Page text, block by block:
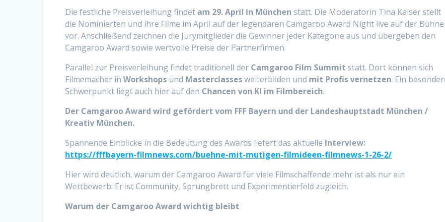
Die festliche Preisverleihung findet am 29. April in München statt. Die Moderatorin Tina Kaiser stellt
die Nominierten und ihre Filme im April auf der legendären Camgaroo Award Night live auf der Bühne
vor. Anschließend zeichnen die Jurymitglieder die Gewinner jeder Kategorie aus und übergeben den
Camgaroo Award sowie wertvolle Preise der Partnerfirmen.
Parallel zur Preisverleihung findet traditionell der Camgaroo Film Summit statt. Dort können sich
Filmemacher inWorkshops und Masterclassesweiterbilden und mit Profis vernetzen. Ein
Schwerpunkt liegt auch hier auf den Chancen von KI im Filmbereich.
Der Camgaroo Award wird gefördert vom FFF Bayern und der Landeshauptstadt München /
Kreativ München.
Spannende Einblicke in die Bedeutung des Awards liefert das aktuelle Interview:
https://fffbayern-filmnews.com/buehne-mit-mutigen-filmideen-filmnews-1-26-2/
Hier wird deutlich, warum der Camgaroo Award für viele Filmschaffende mehr ist als nur ein
Wettbewerb: Er ist Community, Sprungbrett und Experimentierfeld zugleich.
Warum der Camgaroo Award wichtig bleibt